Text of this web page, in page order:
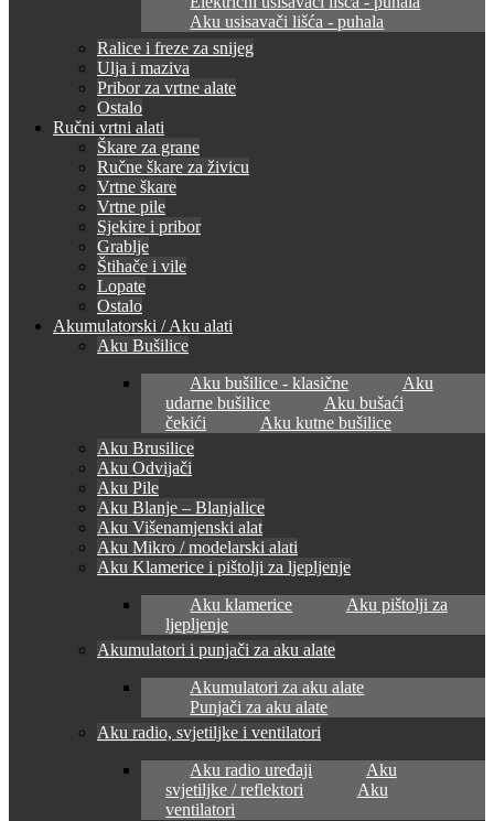
Aku usisavači lišća - puhala
Ralice i freze za snijeg
Ulja i maziva
Pribor za vrtne alate
Ostalo
Ručni vrtni alati
Škare za grane
Ručne škare za živicu
Vrtne škare
Vrtne pile
Sjekire i pribor
Grablje
Štihače i vile
Lopate
Ostalo
Akumulatorski / Aku alati
Aku Bušilice
Aku bušilice - klasične
Aku
udarne bušilice
Aku bušaći
čekići
Aku kutne bušilice
Aku Brusilice
Aku Odvijači
Aku Pile
Aku Blanje – Blanjalice
Aku Višenamjenski alat
Aku Mikro / modelarski alati
Aku Klamerice i pištolji za ljepljenje
Aku klamerice
Aku pištolji za
ljepljenje
Akumulatori i punjači za aku alate
Akumulatori za aku alate
Punjači za aku alate
Aku radio, svjetiljke i ventilatori
Aku radio uređaji
Aku
svjetiljke / reflektori
Aku
ventilatori